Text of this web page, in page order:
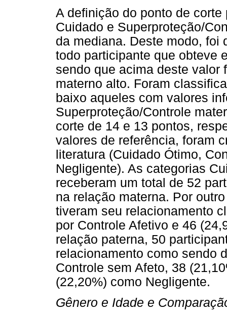
A definição do ponto de
Cuidado e Superproteção/
da mediana. Deste modo, foi
todo participante que obteve
sendo que acima deste valor
materno alto. Foram
baixo aqueles com valores
Superproteção/Controle
corte de 14 e 13 pontos,
valores de referência, foram
literatura (Cuidado Ótimo,
Negligente). As categorias
receberam um total de 52
na relação materna. Por
tiveram seu relacionamento
por Controle Afetivo e 46
relação paterna, 50
relacionamento como sendo
Controle sem Afeto, 38
(22,20%) como Negligente.
Gênero e Idade e